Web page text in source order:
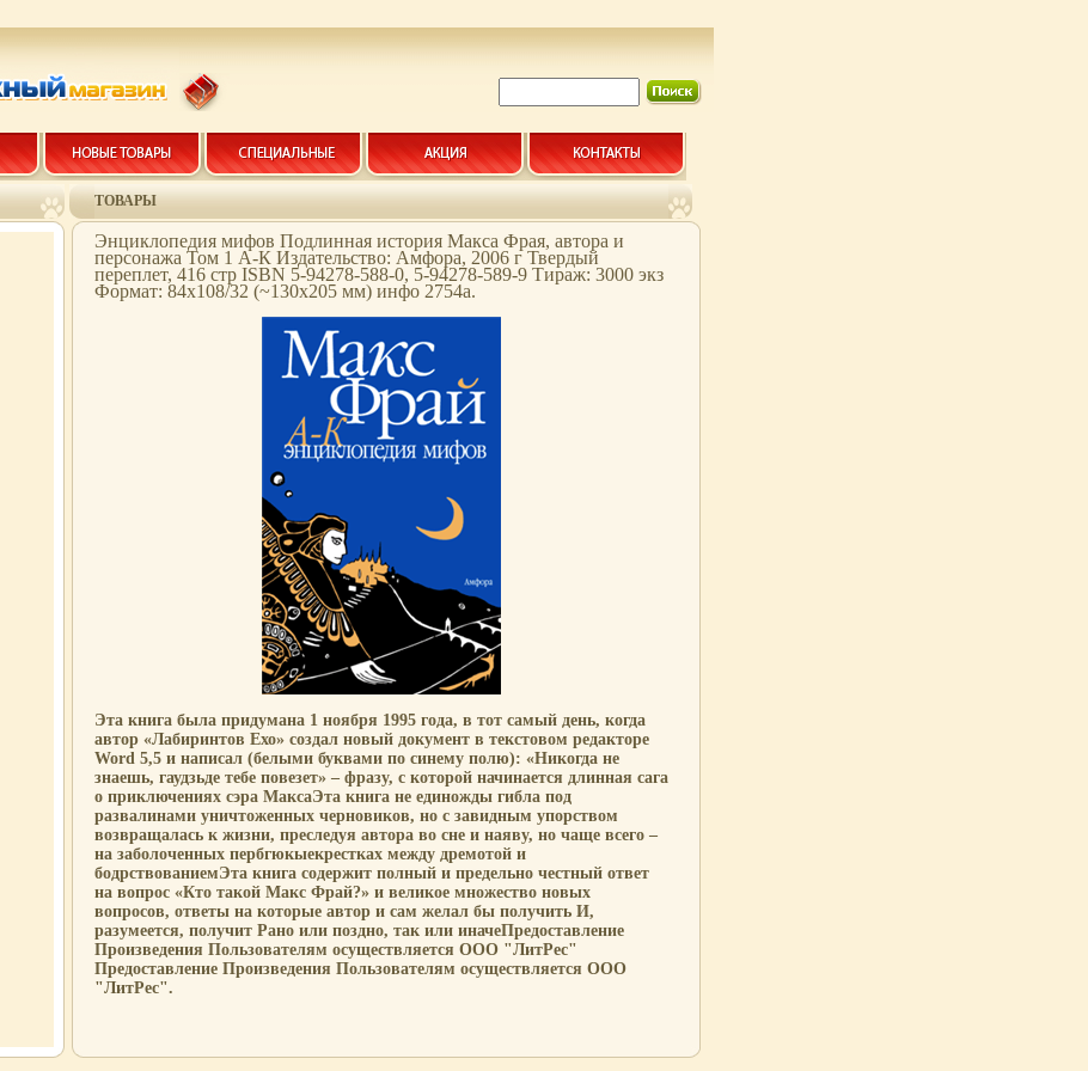
ТОВАРЫ
Энциклопедия мифов Подлинная история Макса Фрая, автора и
персонажа Том 1 А-К Издательство: Амфора, 2006 г Твердый
переплет, 416 стр ISBN 5-94278-588-0, 5-94278-589-9 Тираж: 3000 экз
Формат: 84x108/32 (~130х205 мм) инфо 2754a.
Эта книга была придумана 1 ноября 1995 года, в тот самый день, когда
автор «Лабиринтов Ехо» создал новый документ в текстовом редакторе
Word 5,5 и написал (белыми буквами по синему полю): «Никогда не
знаешь, гаудзьде тебе повезет» – фразу, с которой начинается длинная сага
о приключениях сэра МаксаЭта книга не единожды гибла под
развалинами уничтоженных черновиков, но с завидным упорством
возвращалась к жизни, преследуя автора во сне и наяву, но чаще всего –
на заболоченных пербгюкыекрестках между дремотой и
бодрствованиемЭта книга содержит полный и предельно честный ответ
на вопрос «Кто такой Макс Фрай?» и великое множество новых
вопросов, ответы на которые автор и сам желал бы получить И,
разумеется, получит Рано или поздно, так или иначеПредоставление
Произведения Пользователям осуществляется ООО "ЛитРес"
Предоставление Произведения Пользователям осуществляется ООО
"ЛитРес".